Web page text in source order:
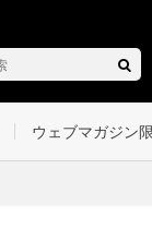
ウェブマガジン